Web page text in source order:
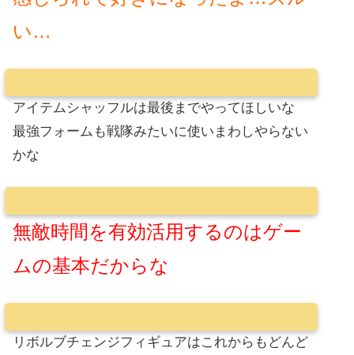
い…
アイテムシャッフルは最後までやってほしいな
最強フォームも戦隊みたいに使いまわしやらない
かな
無敵時間を有効活用するのはゲー
ムの基本だからな
リボルブチェンジフィギュアはこれからもどんど